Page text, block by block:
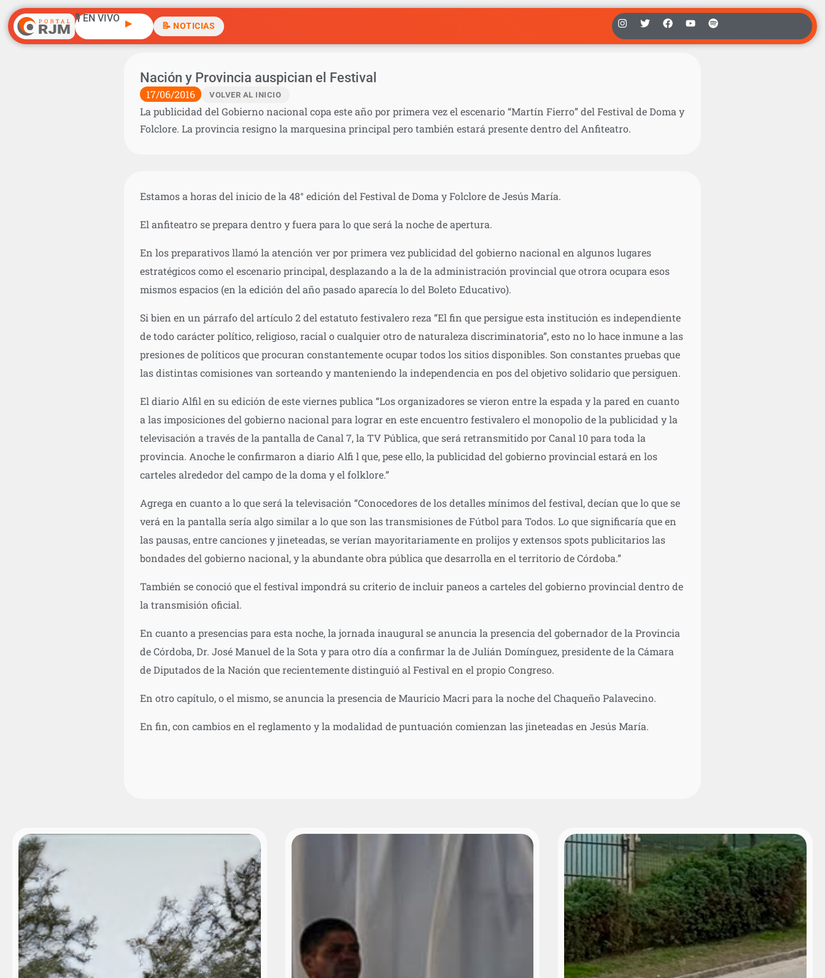
🎙️ EN VIVO ▶ 📝 NOTICIAS
Nación y Provincia auspician el Festival
17/06/2016 VOLVER AL INICIO
La publicidad del Gobierno nacional copa este año por primera vez el escenario “Martín Fierro” del Festival de Doma y
Folclore. La provincia resigno la marquesina principal pero también estará presente dentro del Anfiteatro.
Estamos a horas del inicio de la 48° edición del Festival de Doma y Folclore de Jesús María.
El anfiteatro se prepara dentro y fuera para lo que será la noche de apertura.
En los preparativos llamó la atención ver por primera vez publicidad del gobierno nacional en algunos lugares
estratégicos como el escenario principal, desplazando a la de la administración provincial que otrora ocupara esos
mismos espacios (en la edición del año pasado aparecía lo del Boleto Educativo).
Si bien en un párrafo del artículo 2 del estatuto festivalero reza “El fin que persigue esta institución es independiente
de todo carácter político, religioso, racial o cualquier otro de naturaleza discriminatoria”, esto no lo hace inmune a las
presiones de políticos que procuran constantemente ocupar todos los sitios disponibles. Son constantes pruebas que
las distintas comisiones van sorteando y manteniendo la independencia en pos del objetivo solidario que persiguen.
El diario Alfil en su edición de este viernes publica “Los organizadores se vieron entre la espada y la pared en cuanto
a las imposiciones del gobierno nacional para lograr en este encuentro festivalero el monopolio de la publicidad y la
televisación a través de la pantalla de Canal 7, la TV Pública, que será retransmitido por Canal 10 para toda la
provincia. Anoche le confirmaron a diario Alfi l que, pese ello, la publicidad del gobierno provincial estará en los
carteles alrededor del campo de la doma y el folklore.”
Agrega en cuanto a lo que será la televisación “Conocedores de los detalles mínimos del festival, decían que lo que se
verá en la pantalla sería algo similar a lo que son las transmisiones de Fútbol para Todos. Lo que significaría que en
las pausas, entre canciones y jineteadas, se verían mayoritariamente en prolijos y extensos spots publicitarios las
bondades del gobierno nacional, y la abundante obra pública que desarrolla en el territorio de Córdoba.”
También se conoció que el festival impondrá su criterio de incluir paneos a carteles del gobierno provincial dentro de
la transmisión oficial.
En cuanto a presencias para esta noche, la jornada inaugural se anuncia la presencia del gobernador de la Provincia
de Córdoba, Dr. José Manuel de la Sota y para otro día a confirmar la de Julián Domínguez, presidente de la Cámara
de Diputados de la Nación que recientemente distinguió al Festival en el propio Congreso.
En otro capítulo, o el mismo, se anuncia la presencia de Mauricio Macri para la noche del Chaqueño Palavecino.
En fin, con cambios en el reglamento y la modalidad de puntuación comienzan las jineteadas en Jesús María.